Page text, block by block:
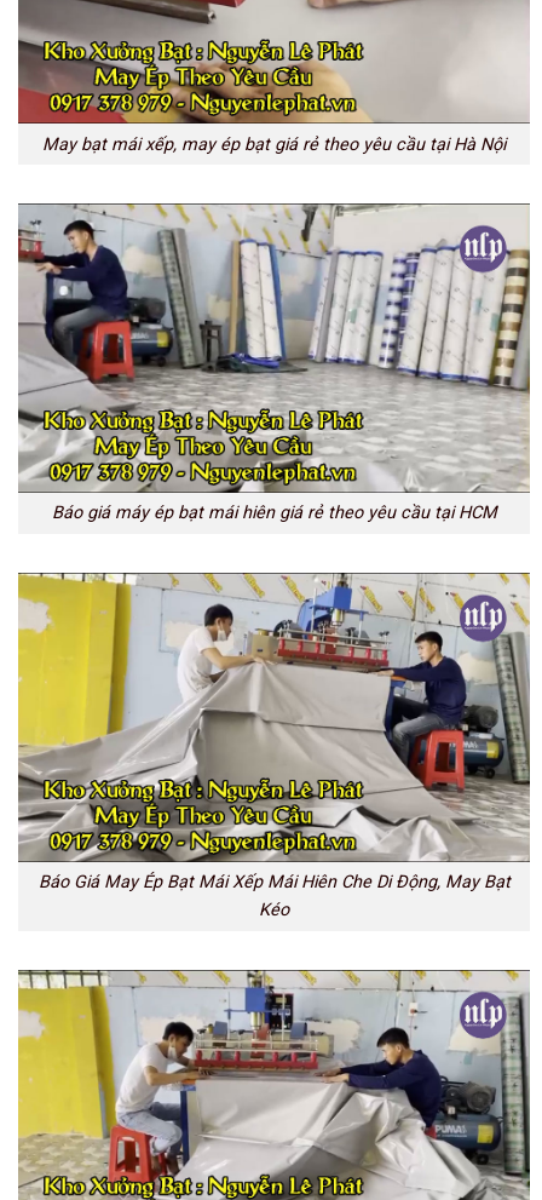
May bạt mái xếp, may ép bạt giá rẻ theo yêu cầu tại Hà Nội
Báo giá máy ép bạt mái hiên giá rẻ theo yêu cầu tại HCM
Báo Giá May Ép Bạt Mái Xếp Mái Hiên Che Di Động, May Bạt
Kéo